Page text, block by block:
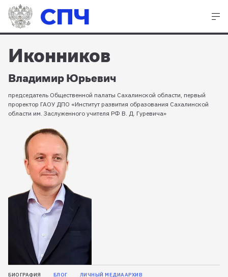
СПЧ
Иконников
Владимир Юрьевич
председатель Общественной палаты Сахалинской области, первый
проректор ГАОУ ДПО «Институт развития образования Сахалинской
области им. Заслуженного учителя РФ В. Д. Гуревича»
БИОГРАФИЯ БЛОГ ЛИЧНЫЙ МЕДИААРХИВ